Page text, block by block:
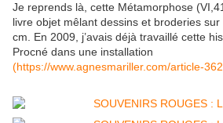
Je reprends là, cette Métamorphose
livre objet mêlant dessins et broderies
cm. En 2009, j’avais déjà travaillé cette
Procné dans une installation
(https://www.agnesmariller.com/article-